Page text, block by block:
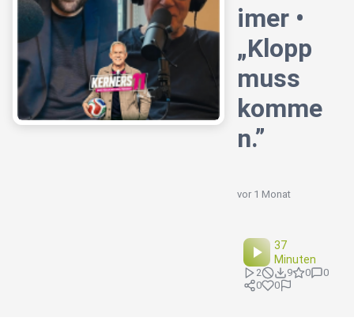
imer •
„Klopp
muss
komme
n.”
vor 1 Monat
37
Minuten
2 9 0
0
0
0